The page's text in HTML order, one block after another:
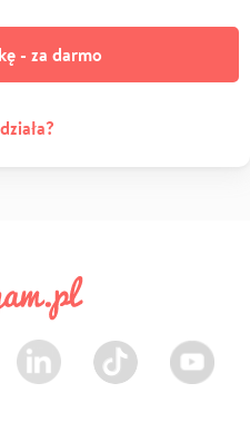
- za darmo
LinkedIn TikTok Youtube